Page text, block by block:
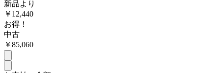
新品より
￥ 12,440
お得！
中古
￥85,060